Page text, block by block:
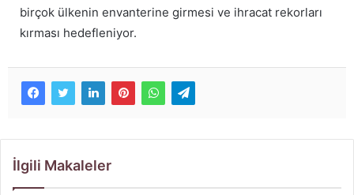
birçok ülkenin envanterine girmesi ve ihracat rekorları
kırması hedefleniyor.
İlgili Makaleler